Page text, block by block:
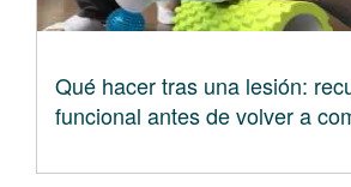
Qué hacer tras una lesión:
funcional antes de volver a